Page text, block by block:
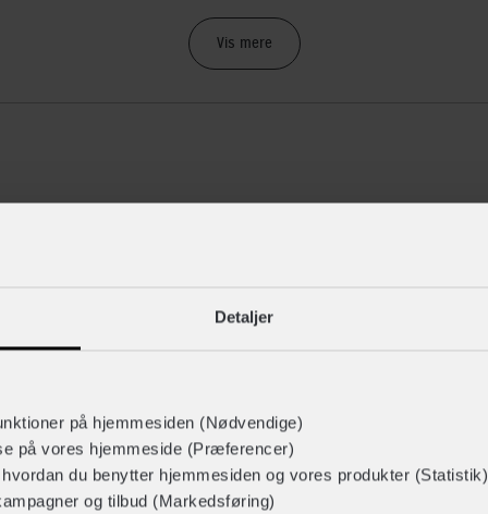
Detaljer
på hjemmesiden (Nødvendige)
på vores hjemmeside (Præferencer)
du benytter hjemmesiden og vores produkter (Statistik)
og tilbud (Markedsføring)
Vis mere
5715443268676, 5715443268690,